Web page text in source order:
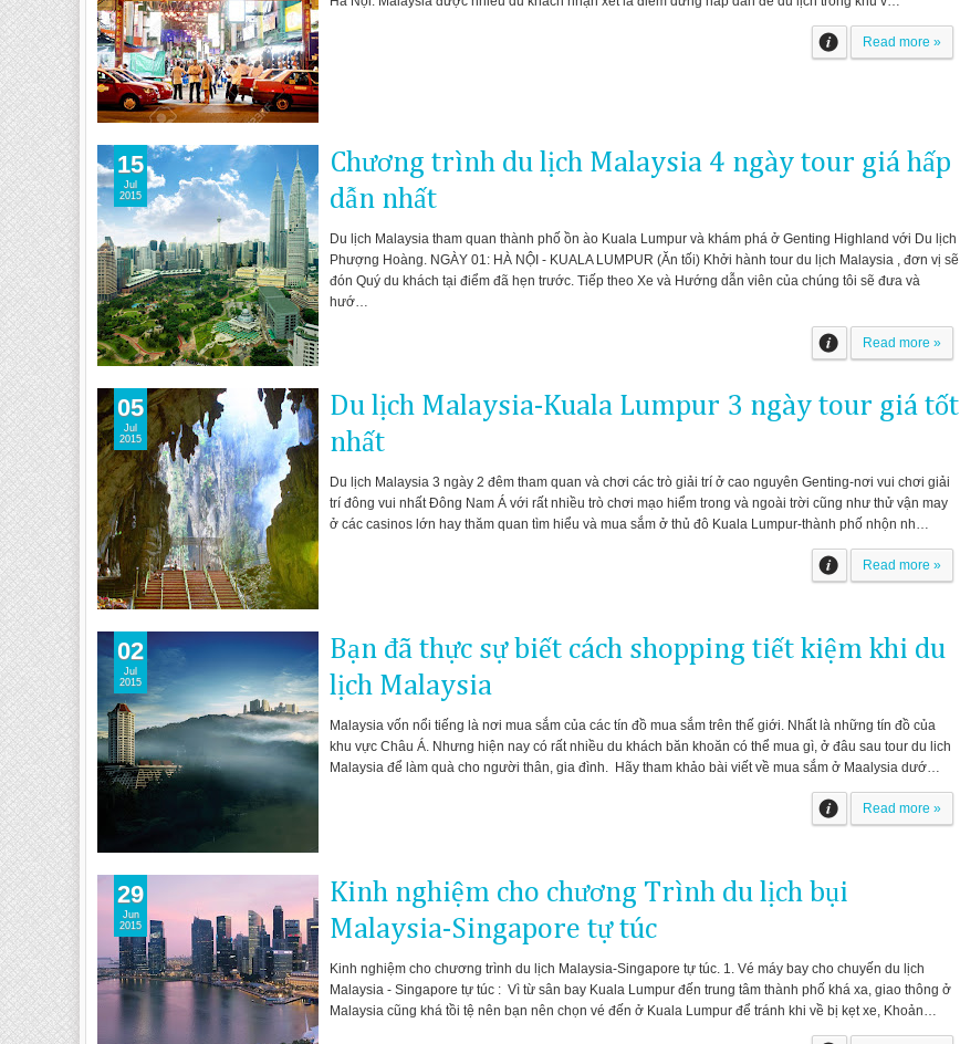
Read more »
Chương trình du lịch Malaysia 4 ngày tour giá hấp
dẫn nhất
Du lịch Malaysia tham quan thành phố ồn ào Kuala Lumpur và khám phá ở Genting Highland với Du lịch
Phượng Hoàng. NGÀY 01: HÀ NỘI - KUALA LUMPUR (Ăn tối) Khởi hành tour du lịch Malaysia , đơn vị sẽ
đón Quý du khách tại điểm đã hẹn trước. Tiếp theo Xe và Hướng dẫn viên của chúng tôi sẽ đưa và
hướ…
Read more »
15
Jul
2015
Du lịch Malaysia-Kuala Lumpur 3 ngày tour giá tốt
nhất
Du lịch Malaysia 3 ngày 2 đêm tham quan và chơi các trò giải trí ở cao nguyên Genting-nơi vui chơi giải
trí đông vui nhất Đông Nam Á với rất nhiều trò chơi mạo hiểm trong và ngoài trời cũng như thử vận may
ở các casinos lớn hay thăm quan tìm hiểu và mua sắm ở thủ đô Kuala Lumpur-thành phố nhộn nh…
Read more »
05
Jul
2015
Bạn đã thực sự biết cách shopping tiết kiệm khi du
lịch Malaysia
Malaysia vốn nổi tiếng là nơi mua sắm của các tín đồ mua sắm trên thế giới. Nhất là những tín đồ của
khu vực Châu Á. Nhưng hiện nay có rất nhiều du khách băn khoăn có thể mua gì, ở đâu sau tour du lich
Malaysia để làm quà cho người thân, gia đình. Hãy tham khảo bài viết về mua sắm ở Maalysia dướ…
Read more »
02
Jul
2015
Kinh nghiệm cho chương Trình du lịch bụi
Malaysia-Singapore tự túc
Kinh nghiệm cho chương trình du lịch Malaysia-Singapore tự túc. 1. Vé máy bay cho chuyến du lịch
Malaysia - Singapore tự túc : Vì từ sân bay Kuala Lumpur đến trung tâm thành phố khá xa, giao thông ở
Malaysia cũng khá tồi tệ nên bạn nên chọn vé đến ở Kuala Lumpur để tránh khi về bị kẹt xe, Khoản…
29
Jun
2015